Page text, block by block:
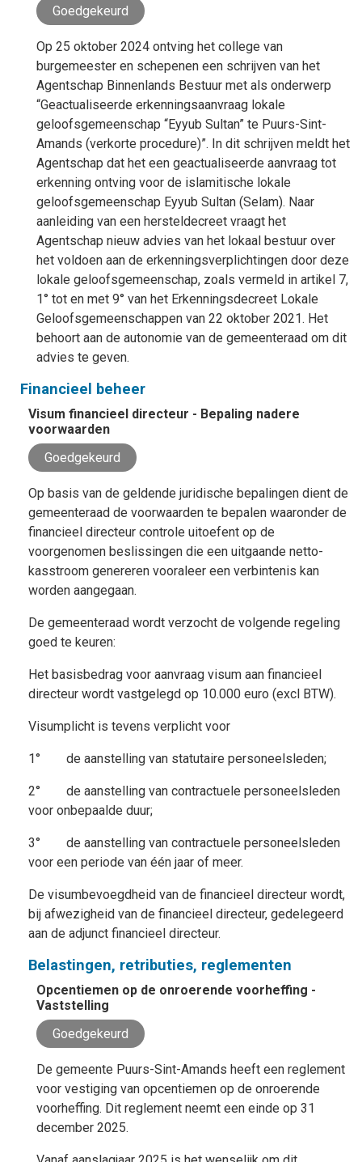
Goedgekeurd
Op 25 oktober 2024 ontving het college van
burgemeester en schepenen een schrijven van het
Agentschap Binnenlands Bestuur met als onderwerp
“Geactualiseerde erkenningsaanvraag lokale
geloofsgemeenschap “Eyyub Sultan” te Puurs-Sint-
Amands (verkorte procedure)”. In dit schrijven meldt het
Agentschap dat het een geactualiseerde aanvraag tot
erkenning ontving voor de islamitische lokale
geloofsgemeenschap Eyyub Sultan (Selam). Naar
aanleiding van een hersteldecreet vraagt het
Agentschap nieuw advies van het lokaal bestuur over
het voldoen aan de erkenningsverplichtingen door deze
lokale geloofsgemeenschap, zoals vermeld in artikel 7,
1° tot en met 9° van het Erkenningsdecreet Lokale
Geloofsgemeenschappen van 22 oktober 2021. Het
behoort aan de autonomie van de gemeenteraad om dit
advies te geven.
Financieel beheer
Visum financieel directeur - Bepaling nadere
voorwaarden
Goedgekeurd
Op basis van de geldende juridische bepalingen dient de
gemeenteraad de voorwaarden te bepalen waaronder de
financieel directeur controle uitoefent op de
voorgenomen beslissingen die een uitgaande netto-
kasstroom genereren vooraleer een verbintenis kan
worden aangegaan.
De gemeenteraad wordt verzocht de volgende regeling
goed te keuren:
Het basisbedrag voor aanvraag visum aan financieel
directeur wordt vastgelegd op 10.000 euro (excl BTW).
Visumplicht is tevens verplicht voor
1° de aanstelling van statutaire personeelsleden;
2° de aanstelling van contractuele personeelsleden
voor onbepaalde duur;
3° de aanstelling van contractuele personeelsleden
voor een periode van één jaar of meer.
De visumbevoegdheid van de financieel directeur wordt,
bij afwezigheid van de financieel directeur, gedelegeerd
aan de adjunct financieel directeur.
Belastingen, retributies, reglementen
Opcentiemen op de onroerende voorheffing -
Vaststelling
Goedgekeurd
De gemeente Puurs-Sint-Amands heeft een reglement
voor vestiging van opcentiemen op de onroerende
voorheffing. Dit reglement neemt een einde op 31
december 2025.